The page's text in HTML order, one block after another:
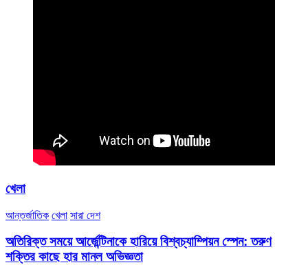
খেলা
আন্তর্জাতিক খেলা সারা দেশ
অতিরিক্ত সময়ে আর্জেন্টিনাকে হারিয়ে বিশ্বচ্যাম্পিয়ন স্পেন: তরুণ
শক্তির কাছে হার মানল অভিজ্ঞতা